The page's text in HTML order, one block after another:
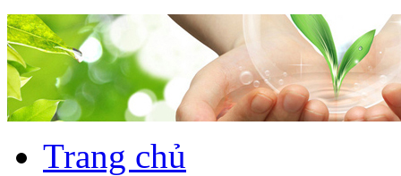
Trang chủ